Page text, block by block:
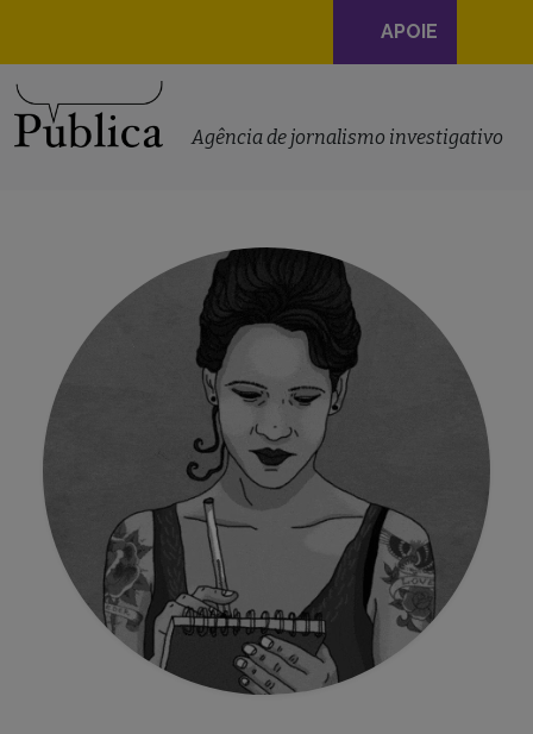
Navegação
principal
APOIE
Agência de jornalismo investigativo